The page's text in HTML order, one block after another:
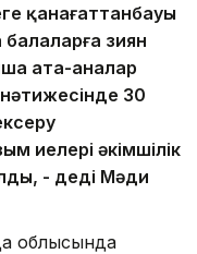
қанағаттанбауы
зиян
ата-аналар
30
иелері әкімшілік
- деді Мәди
облысында